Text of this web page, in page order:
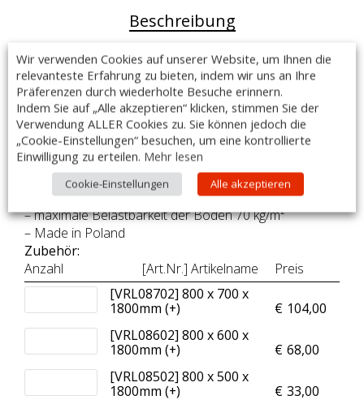
Beschreibung
Regal VRL08402 mit 4 Gitterrosten
Ausführung:
– Maße: 800 x 400 x 1800mm
– hergestellt aus rostfreiem, ferritischem Stahl AISI 441
– Regalbeine aus Vierkantprofil 30×30 mm
– fest verschweißte Ausführung
– Höhe der Regalböden: 40mm
– höhenverstellbare Füße +25 mm bis -5 mm
– maximale Belastbarkeit der Böden 70 kg/m²
– Made in Poland
Zubehör:
Anzahl
[Art.Nr.] Artikelname
Preis
[VRL08702] 800 x 700 x
1800mm (+
€ 104,00
)
[VRL08602] 800 x 600 x
1800mm (+
€ 68,00
)
[VRL08502] 800 x 500 x
1800mm (+
€ 33,00
)
Wir verwenden Cookies auf unserer Website, um Ihnen die
relevanteste Erfahrung zu bieten, indem wir uns an Ihre
Präferenzen durch wiederholte Besuche erinnern.
Indem Sie auf „Alle akzeptieren“ klicken, stimmen Sie der
Verwendung ALLER Cookies zu. Sie können jedoch die
„Cookie-Einstellungen“ besuchen, um eine kontrollierte
Einwilligung zu erteilen. Mehr lesen
Cookie-Einstellungen Alle akzeptieren